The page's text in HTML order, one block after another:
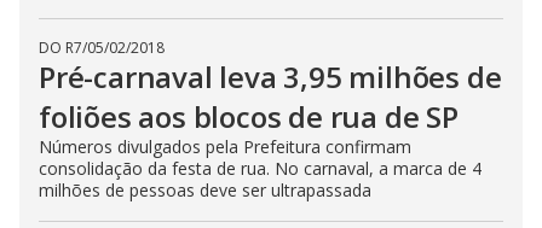
DO R7/05/02/2018
Pré-carnaval leva 3,95 milhões de
foliões aos blocos de rua de SP
Números divulgados pela Prefeitura confirmam
consolidação da festa de rua. No carnaval, a marca de 4
milhões de pessoas deve ser ultrapassada